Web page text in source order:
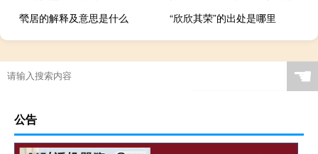
煢居的解释及意思是什么
“欣欣其荣”的出处是哪里
☚
公告